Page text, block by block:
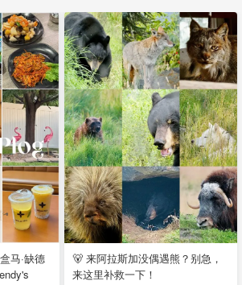
马·缺德
🐻 来阿拉斯加没偶遇熊？别急，
来这里补救一下！